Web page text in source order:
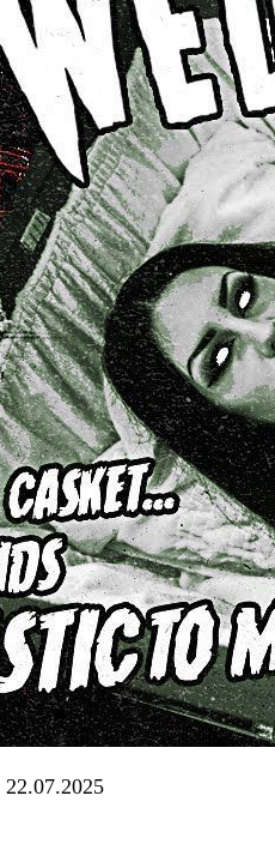
22.07.2025